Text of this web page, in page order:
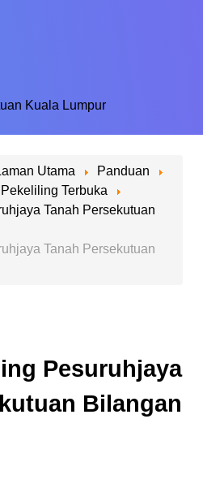
Kuala Lumpur
Utama
Panduan
Pekeliling Terbuka
Tanah Persekutuan
Tanah Persekutuan
Pesuruhjaya
Bilangan